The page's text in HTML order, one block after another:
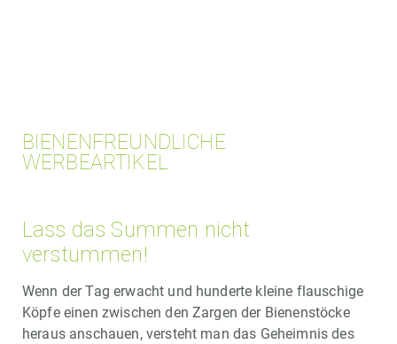
BIENENFREUNDLICHE
WERBEARTIKEL
Lass das Summen nicht
verstummen!
Wenn der Tag erwacht und hunderte kleine flauschige
Köpfe einen zwischen den Zargen der Bienenstöcke
heraus anschauen, versteht man das Geheimnis des